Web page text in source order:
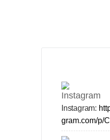
Instagram:
gram.com/p/